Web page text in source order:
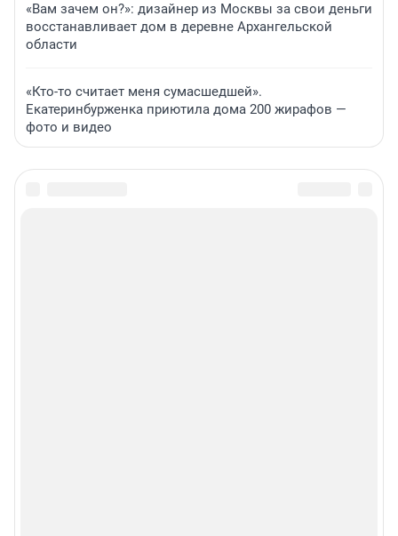
«Вам зачем он?»: дизайнер из Москвы за свои деньги
восстанавливает дом в деревне Архангельской
области
«Кто-то считает меня сумасшедшей».
Екатеринбурженка приютила дома 200 жирафов —
фото и видео